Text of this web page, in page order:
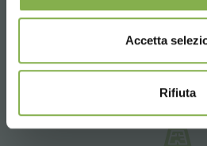
Accetta
Rifiuta
Productos listos